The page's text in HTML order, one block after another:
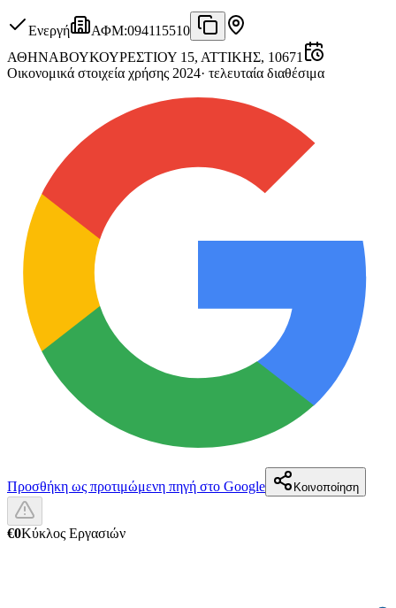
Ενεργή ΑΦΜ:094115510
ΑΘΗΝΑΒΟΥΚΟΥΡΕΣΤΙΟΥ 15, ΑΤΤΙΚΗΣ, 10671
Οικονομικά στοιχεία χρήσης 2024· τελευταία διαθέσιμα
Προσθήκη ως προτιμώμενη πηγή στο Google Κοινοποίηση
€0Κύκλος Εργασιών